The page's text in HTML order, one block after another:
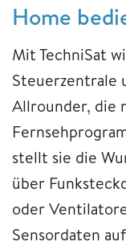
Home
Mit TechniSat
Steuerzentrale
Allrounder, die
stellt sie die
über
oder
Sensordaten